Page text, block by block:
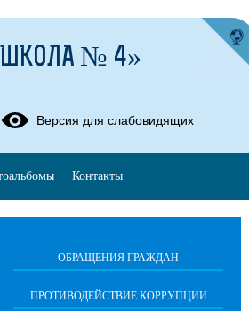
ОБРАЩЕНИЯ ГРАЖДАН
ПРОТИВОДЕЙСТВИЕ КОРРУПЦИИ
ШКОЛА № 4»
Версия для слабовидящих
Контакты